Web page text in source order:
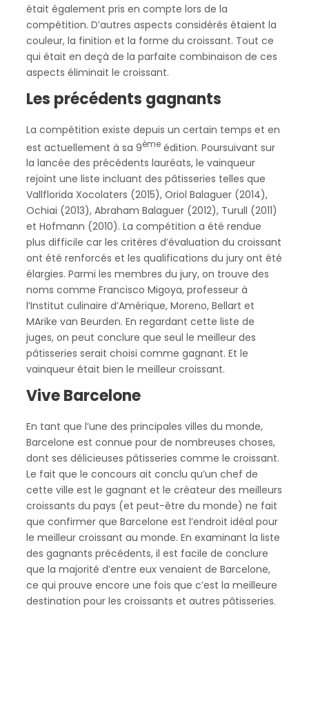
était également pris en compte lors de la
compétition. D’autres aspects considérés étaient la
couleur, la finition et la forme du croissant. Tout ce
qui était en deçà de la parfaite combinaison de ces
aspects éliminait le croissant.
Les précédents gagnants
La compétition existe depuis un certain temps et en
est actuellement à sa 9ème édition. Poursuivant sur
la lancée des précédents lauréats, le vainqueur
rejoint une liste incluant des pâtisseries telles que
Vallflorida Xocolaters (2015), Oriol Balaguer (2014),
Ochiai (2013), Abraham Balaguer (2012), Turull (2011)
et Hofmann (2010). La compétition a été rendue
plus difficile car les critères d’évaluation du croissant
ont été renforcés et les qualifications du jury ont été
élargies. Parmi les membres du jury, on trouve des
noms comme Francisco Migoya, professeur à
l’Institut culinaire d’Amérique, Moreno, Bellart et
MArike van Beurden. En regardant cette liste de
juges, on peut conclure que seul le meilleur des
pâtisseries serait choisi comme gagnant. Et le
vainqueur était bien le meilleur croissant.
Vive Barcelone
En tant que l’une des principales villes du monde,
Barcelone est connue pour de nombreuses choses,
dont ses délicieuses pâtisseries comme le croissant.
Le fait que le concours ait conclu qu’un chef de
cette ville est le gagnant et le créateur des meilleurs
croissants du pays (et peut-être du monde) ne fait
que confirmer que Barcelone est l’endroit idéal pour
le meilleur croissant au monde. En examinant la liste
des gagnants précédents, il est facile de conclure
que la majorité d’entre eux venaient de Barcelone,
ce qui prouve encore une fois que c’est la meilleure
destination pour les croissants et autres pâtisseries.